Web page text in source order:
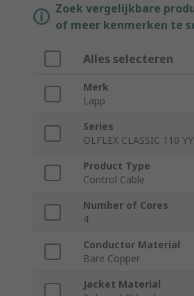
Zoek vergelijkbare
of meer kenmerken te
Alles selecteren
Merk
Lapp
Series
OLFLEX CLASSIC 110 YY
Product Type
Control Cable
Number of Cores
4
Conductor Material
Bare Copper
Jacket Material